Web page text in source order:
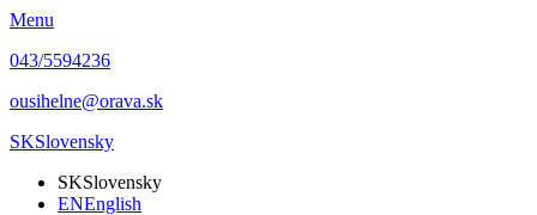
Menu
043/5594236
ousihelne@orava.sk
SKSlovensky
SKSlovensky
ENEnglish